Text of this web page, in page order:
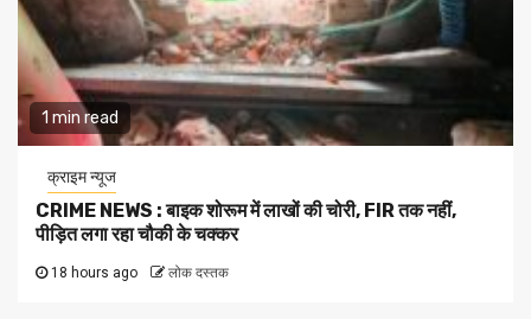
1 min read
क्राइम न्यूज
CRIME NEWS : बाइक शोरूम में लाखों की चोरी, FIR तक नहीं,
पीड़ित लगा रहा चौकी के चक्कर
18 hours ago लोक दस्तक